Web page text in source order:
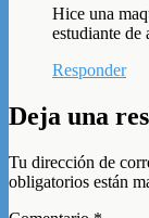
Hice una
estudiante de
Responder
Deja una
Tu dirección de
obligatorios están